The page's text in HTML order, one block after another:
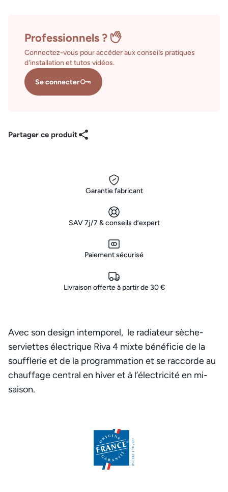
Professionnels ?
Connectez-vous pour accéder aux conseils pratiques
d'installation et tutos vidéos.
Se connecter
Partager ce produit
Garantie fabricant
SAV 7j/7 & conseils d’expert
Paiement sécurisé
Livraison offerte à partir de 30 €
Avec son design intemporel, le radiateur sèche-
serviettes électrique Riva 4 mixte bénéficie de la
soufflerie et de la programmation et se raccorde au
chauffage central en hiver et à l’électricité en mi-
saison.